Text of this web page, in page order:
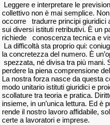
Leggere e interpretare le
collettivo non è mai semplice.
occorre tradurre principi giuridici
sui diversi istituti retributivi. È un
richiede conoscenza tecnica e
La difficoltà sta proprio qui:
la concretezza del numero. È
spezzata, né divisa tra più mani.
perdere la piena comprensione
La nostra forza nasce da questa
modo unitario istituti giuridici e
scollature tra teoria e pratica.
insieme, in un’unica lettura. Ed è
rende il nostro lavoro affidabile,
certe a lavoratori e imprese.